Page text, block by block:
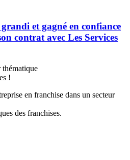
et gagné en confiance
contrat avec Les Services
thématique
!
en franchise dans un secteur
des franchises.